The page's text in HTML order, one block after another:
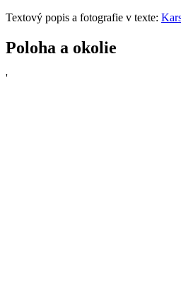
Textový popis a fotografie v texte:
Poloha a okolie
'